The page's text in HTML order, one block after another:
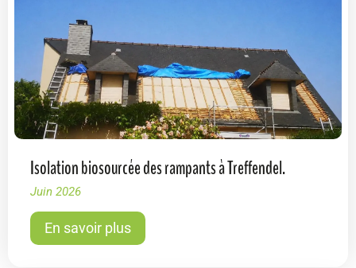
Isolation biosourcée des rampants à Treffendel.
Juin 2026
En savoir plus